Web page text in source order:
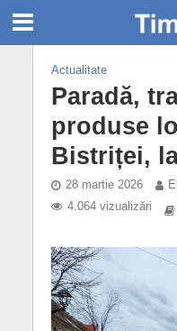
Actualitate
Paradă,
produse
Bistriței,
28 martie 2026
4.064 vizualizări